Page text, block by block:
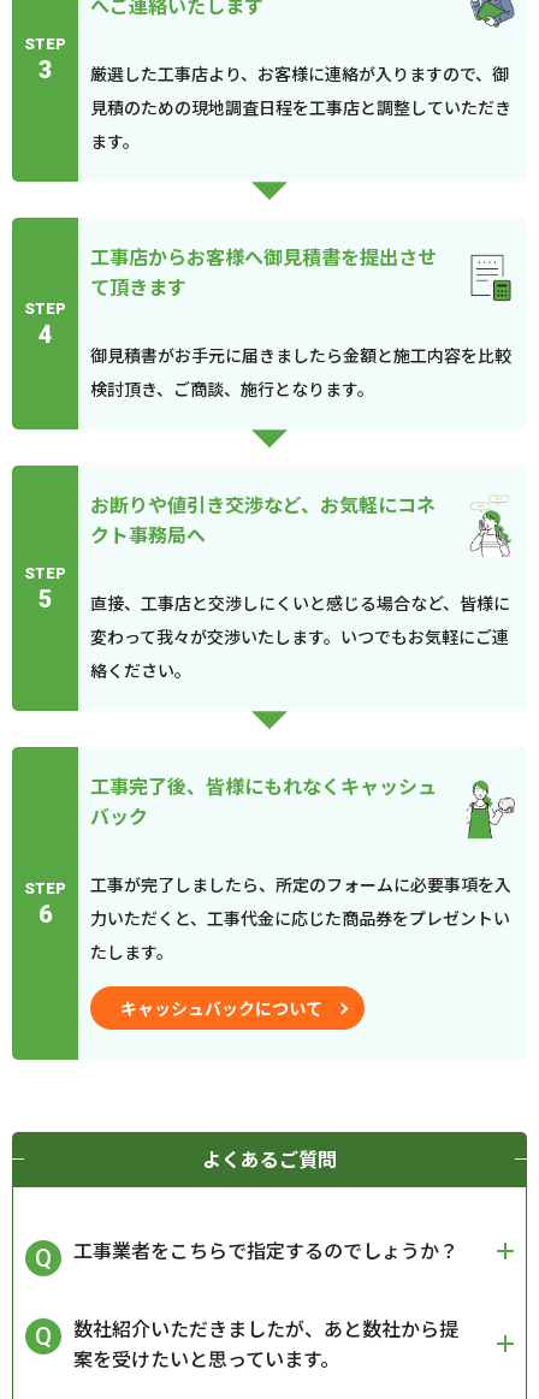
STEP
3
厳選した工事店より、お客様に連絡が入りますので、御
見積のための現地調査日程を工事店と調整していただき
ます。
STEP
4
工事店からお客様へ御見積書を提出させ
て頂きます
御見積書がお手元に届きましたら金額と施工内容を比較
検討頂き、ご商談、施行となります。
STEP
5
お断りや値引き交渉など、お気軽にコネ
クト事務局へ
直接、工事店と交渉しにくいと感じる場合など、皆様に
変わって我々が交渉いたします。いつでもお気軽にご連
絡ください。
STEP
6
工事完了後、皆様にもれなくキャッシュ
バック
工事が完了しましたら、所定のフォームに必要事項を入
力いただくと、工事代金に応じた商品券をプレゼントい
たします。
キャッシュバックについて
よくあるご質問
工事業者をこちらで指定するのでしょうか？
数社紹介いただきましたが、あと数社から提
案を受けたいと思っています。